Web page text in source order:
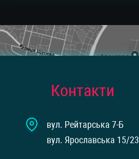
Контакти
вул. Рейтарська 7-Б
вул. Ярославська 15/23